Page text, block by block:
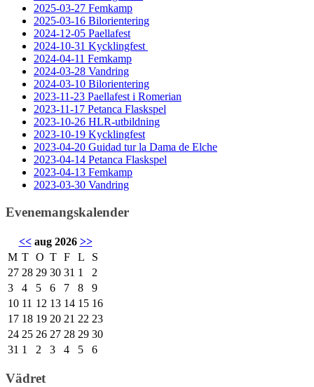
2025-03-27 Femkamp
2025-03-16 Bilorientering
2024-12-05 Paellafest
2024-10-31 Kycklingfest
2024-04-11 Femkamp
2024-03-28 Vandring
2024-03-10 Bilorientering
2023-11-23 Paellafest i Romerian
2023-11-17 Petanca Flaskspel
2023-10-26 HLR-utbildning
2023-10-19 Kycklingfest
2023-04-20 Guidad tur la Dama de Elche
2023-04-14 Petanca Flaskspel
2023-04-13 Femkamp
2023-03-30 Vandring
Evenemangskalender
<<aug 2026 >>
M T O T F L
S
27 28 29 30 31 1
2
3
4 5 6 7 8
9
10 11 12 13 14 15 16
17 18 19 20 21 22 23
24 25 26 27 28 29 30
31 1 2 3 4 5 6
Vädret